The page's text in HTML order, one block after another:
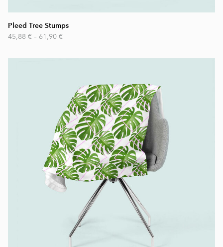
Pleed Tree Stumps
45,88 € – 61,90 €